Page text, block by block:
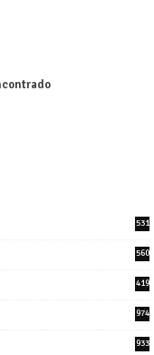
531
560
419
974
933